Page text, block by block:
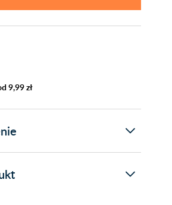
9,99 zł